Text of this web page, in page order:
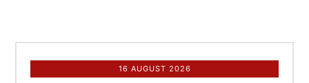
16 AUGUST 2026